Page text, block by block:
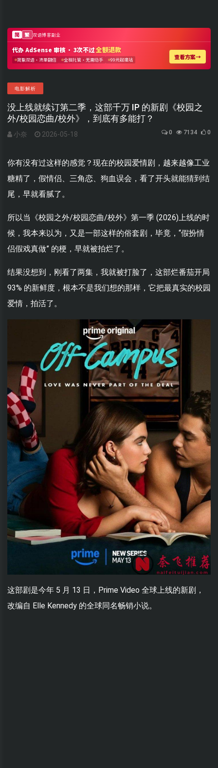
电影解析
没上线就续订第二季，这部千万 IP 的新剧《校园之
外/校园恋曲/校外》，到底有多能打？
小奈 2026-05-18 0 7134 0
你有没有过这样的感觉？现在的校园爱情剧，越来越像工业
糖精了，假情侣、三角恋、狗血误会，看了开头就能猜到结
尾，早就看腻了。
所以当《校园之外/校园恋曲/校外》第一季 (2026)上线的时
候，我本来以为，又是一部这样的俗套剧，毕竟，“假扮情
侣假戏真做” 的梗，早就被拍烂了。
结果没想到，刚看了两集，我就被打脸了，这部烂番茄开局
93% 的新鲜度，根本不是我们想的那样，它把最真实的校园
爱情，拍活了。
这部剧是今年 5 月 13 日，Prime Video 全球上线的新剧，
改编自 Elle Kennedy 的全球同名畅销小说。